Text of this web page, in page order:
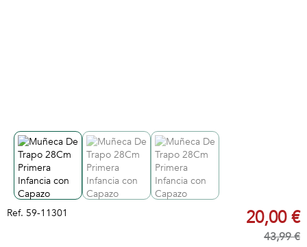
Ref. 59-11301 20,00 €
43,99 €